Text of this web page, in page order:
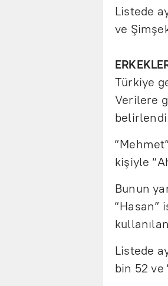
Listede
ve
Türkiye
Verilere
kişiyle
Bunun
“Hasan”
Listede
bin 52 ve